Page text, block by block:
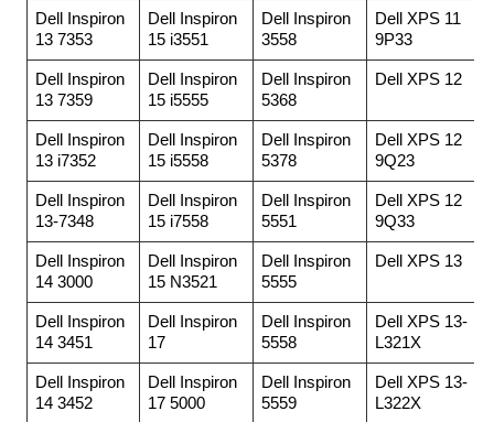
Dell Inspiron
13 7353
Dell Inspiron
15 i3551
Dell Inspiron
3558
Dell XPS 11
9P33
Dell Inspiron
13 7359
Dell Inspiron
15 i5555
Dell Inspiron
5368
Dell XPS 12
Dell Inspiron
13 i7352
Dell Inspiron
15 i5558
Dell Inspiron
5378
Dell XPS 12
9Q23
Dell Inspiron
13-7348
Dell Inspiron
15 i7558
Dell Inspiron
5551
Dell XPS 12
9Q33
Dell Inspiron
14 3000
Dell Inspiron
15 N3521
Dell Inspiron
5555
Dell XPS 13
Dell Inspiron
14 3451
Dell Inspiron
17
Dell Inspiron
5558
Dell XPS 13-
L321X
Dell Inspiron
14 3452
Dell Inspiron
17 5000
Dell Inspiron
5559
Dell XPS 13-
L322X